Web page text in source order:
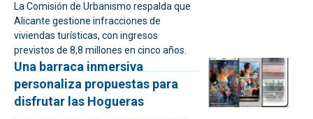
La Comisión de Urbanismo respalda que
Alicante gestione infracciones de
viviendas turísticas, con ingresos
previstos de 8,8 millones en cinco años.
Una barraca inmersiva
personaliza propuestas para
disfrutar las Hogueras